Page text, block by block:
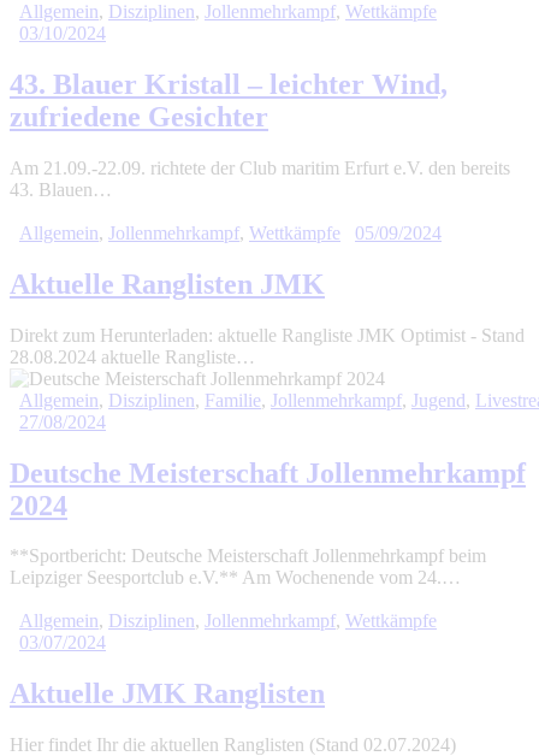
Allgemein, Disziplinen, Jollenmehrkampf, Wettkämpfe
03/10/2024
43. Blauer Kristall – leichter Wind,
zufriedene Gesichter
Am 21.09.-22.09. richtete der Club maritim Erfurt e.V. den bereits
43. Blauen…
Allgemein, Jollenmehrkampf, Wettkämpfe 05/09/2024
Aktuelle Ranglisten JMK
Direkt zum Herunterladen: aktuelle Rangliste JMK Optimist - Stand
28.08.2024 aktuelle Rangliste…
Allgemein, Disziplinen, Familie, Jollenmehrkampf, Jugend,
27/08/2024
Deutsche Meisterschaft Jollenmehrkampf
2024
**Sportbericht: Deutsche Meisterschaft Jollenmehrkampf beim
Leipziger Seesportclub e.V.** Am Wochenende vom 24.…
Allgemein, Disziplinen, Jollenmehrkampf, Wettkämpfe
03/07/2024
Aktuelle JMK Ranglisten
Hier findet Ihr die aktuellen Ranglisten (Stand 02.07.2024)